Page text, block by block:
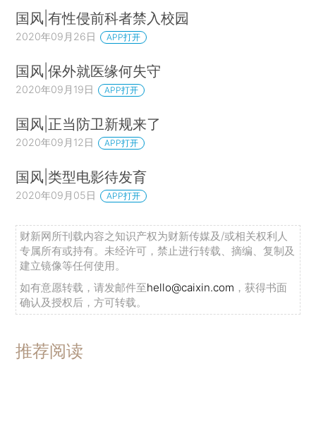
国风|有性侵前科者禁入校园
2020年09月26日 APP打开
国风|保外就医缘何失守
2020年09月19日 APP打开
国风|正当防卫新规来了
2020年09月12日 APP打开
国风|类型电影待发育
2020年09月05日 APP打开
财新网所刊载内容之知识产权为财新传媒及/或相关权利人
专属所有或持有。未经许可，禁止进行转载、摘编、复制及
建立镜像等任何使用。
如有意愿转载，请发邮件至hello@caixin.com ，获得书面
确认及授权后，方可转载。
推荐阅读